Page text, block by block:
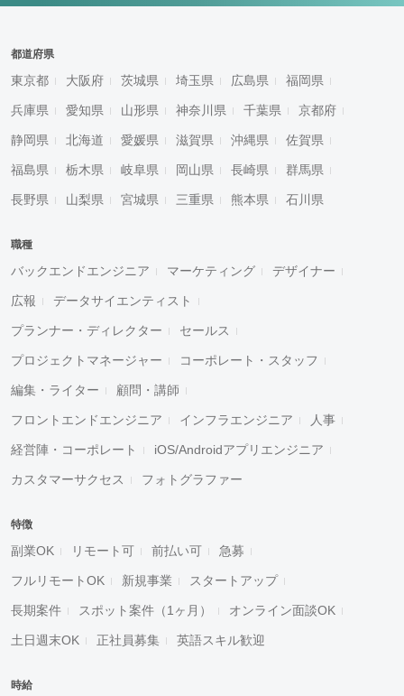
都道府県
東京都 大阪府 茨城県 埼玉県 広島県 福岡県
兵庫県 愛知県 山形県 神奈川県 千葉県 京都府
静岡県 北海道 愛媛県 滋賀県 沖縄県 佐賀県
福島県 栃木県 岐阜県 岡山県 長崎県 群馬県
長野県 山梨県 宮城県 三重県 熊本県 石川県
職種
バックエンドエンジニア マーケティング デザイナー
広報 データサイエンティスト
プランナー・ディレクター セールス
プロジェクトマネージャー コーポレート・スタッフ
編集・ライター 顧問・講師
フロントエンドエンジニア インフラエンジニア 人事
経営陣・コーポレート iOS/Androidアプリエンジニア
カスタマーサクセス フォトグラファー
特徴
副業OK リモート可 前払い可 急募
フルリモートOK 新規事業 スタートアップ
長期案件 スポット案件（1ヶ月） オンライン面談OK
土日週末OK 正社員募集 英語スキル歓迎
時給